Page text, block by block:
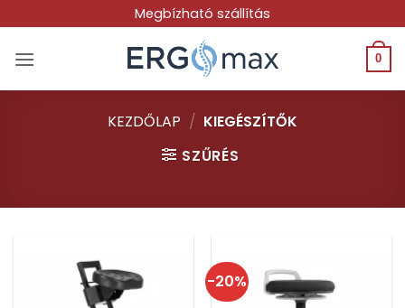
to
content
Megbízható szállítás
0
KEZDŐLAP / KIEGÉSZÍTŐK
SZŰRÉS
-20%